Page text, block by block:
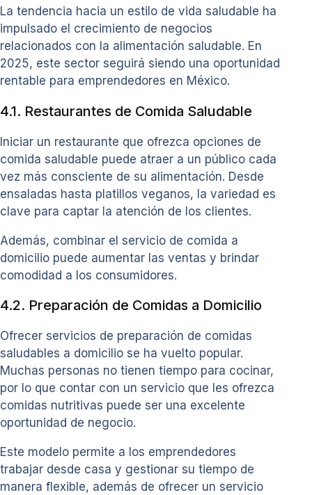
La tendencia hacia un estilo de vida saludable ha
impulsado el crecimiento de negocios
relacionados con la alimentación saludable. En
2025, este sector seguirá siendo una oportunidad
rentable para emprendedores en México.
4.1. Restaurantes de Comida Saludable
Iniciar un restaurante que ofrezca opciones de
comida saludable puede atraer a un público cada
vez más consciente de su alimentación. Desde
ensaladas hasta platillos veganos, la variedad es
clave para captar la atención de los clientes.
Además, combinar el servicio de comida a
domicilio puede aumentar las ventas y brindar
comodidad a los consumidores.
4.2. Preparación de Comidas a Domicilio
Ofrecer servicios de preparación de comidas
saludables a domicilio se ha vuelto popular.
Muchas personas no tienen tiempo para cocinar,
por lo que contar con un servicio que les ofrezca
comidas nutritivas puede ser una excelente
oportunidad de negocio.
Este modelo permite a los emprendedores
trabajar desde casa y gestionar su tiempo de
manera flexible, además de ofrecer un servicio